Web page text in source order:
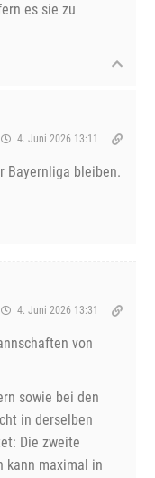
es sie zu
4. Juni 2026 13:11
Bayernliga bleiben.
4. Juni 2026 13:31
von
sowie bei den
in derselben
Die zweite
kann maximal in